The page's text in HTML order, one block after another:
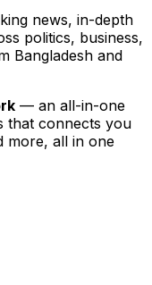
news, in-depth
politics, business,
Bangladesh and
— an all-in-one
that connects you
more, all in one